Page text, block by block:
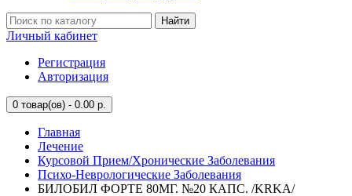
Найти
Личный кабинет
Регистрация
Авторизация
0 товар(ов) - 0.00 р.
Главная
Лечение
Курсовой Прием/Хронические Заболевания
Психо-Неврологические Заболевания
БИЛОБИЛ ФОРТЕ 80МГ. №20 КАПС. /KRKA/